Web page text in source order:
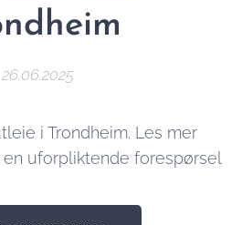
26.06.2025
i Trondheim. Les mer
uforpliktende forespørsel